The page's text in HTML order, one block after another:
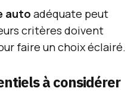
auto adéquate peut
critères doivent
faire un choix éclairé.
à considérer